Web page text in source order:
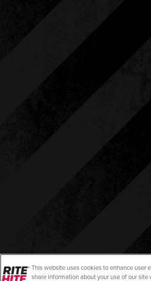
This website uses cookies to enhance user
share information about your use of our